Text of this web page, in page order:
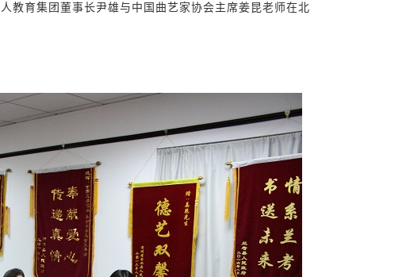
教育集团董事长尹雄与中国曲艺家协会主席姜昆老师在北